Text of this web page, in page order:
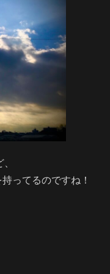
ってるのですね！